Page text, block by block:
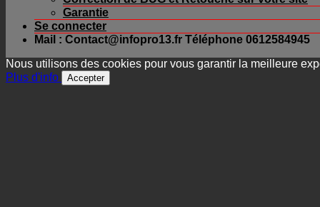
Garantie
Se connecter
Mail : Contact@infopro13.fr Téléphone 0612584945
Nous utilisons des cookies pour vous garantir la meilleure
Plus d'info
Accepter